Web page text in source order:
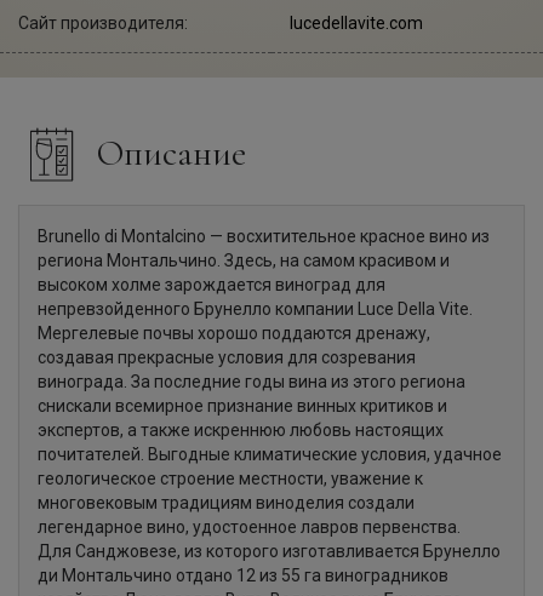
Сайт производителя: lucedellavite.com
Описание
Brunello di Montalcino — восхитительное красное вино из
региона Монтальчино. Здесь, на самом красивом и
высоком холме зарождается виноград для
непревзойденного Брунелло компании Luce Della Vite.
Мергелевые почвы хорошо поддаются дренажу,
создавая прекрасные условия для созревания
винограда. За последние годы вина из этого региона
снискали всемирное признание винных критиков и
экспертов, а также искреннюю любовь настоящих
почитателей. Выгодные климатические условия, удачное
геологическое строение местности, уважение к
многовековым традициям виноделия создали
легендарное вино, удостоенное лавров первенства.
Для Санджовезе, из которого изготавливается Брунелло
ди Монтальчино отдано 12 из 55 га виноградников